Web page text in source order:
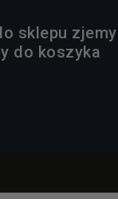
sklepu zjemy
do koszyka